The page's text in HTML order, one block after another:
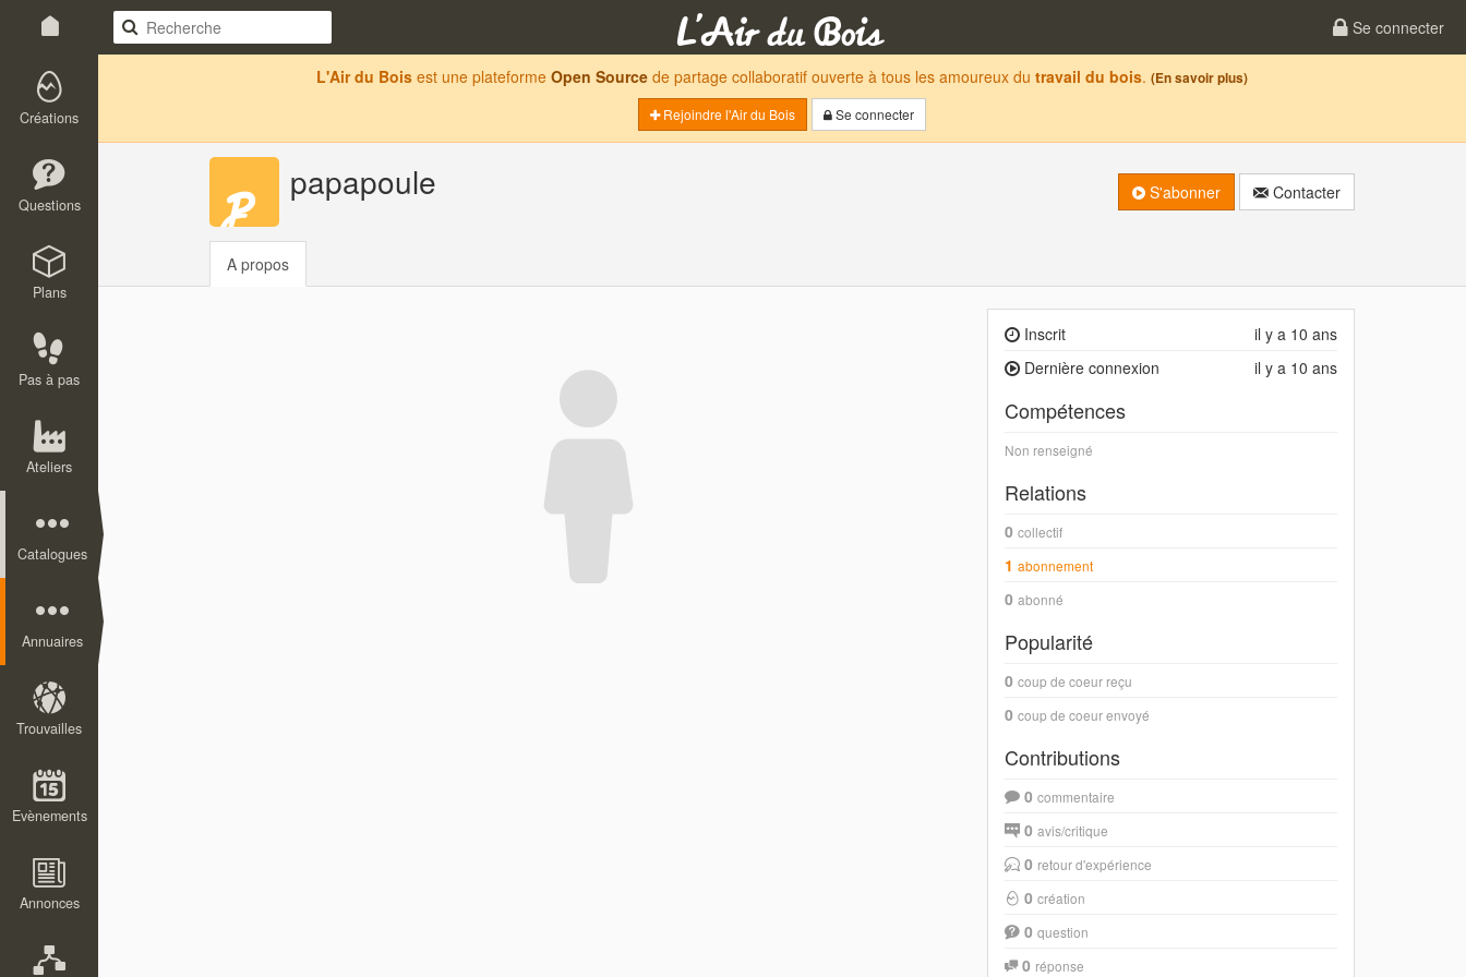
Se connecter
Créations
Questions
Plans
Pas à pas
Ateliers
Catalogues
Annuaires
Trouvailles
Evènements
Annonces
L'Air du Bois est une plateforme Open Source de partage collaboratif ouverte à tous les amoureux du travail du bois. (En savoir plus)
Rejoindre l'Air du Bois
Se connecter
papapoule S'abonner Contacter
A propos
il y a 10 ans
Inscrit
il y a 10 ans
Dernière connexion
Compétences
Non renseigné
Relations
0 collectif
1 abonnement
0 abonné
Popularité
0 coup de coeur reçu
0 coup de coeur envoyé
Contributions
0 commentaire
0 avis/critique
0 retour d'expérience
0 création
0 question
0 réponse